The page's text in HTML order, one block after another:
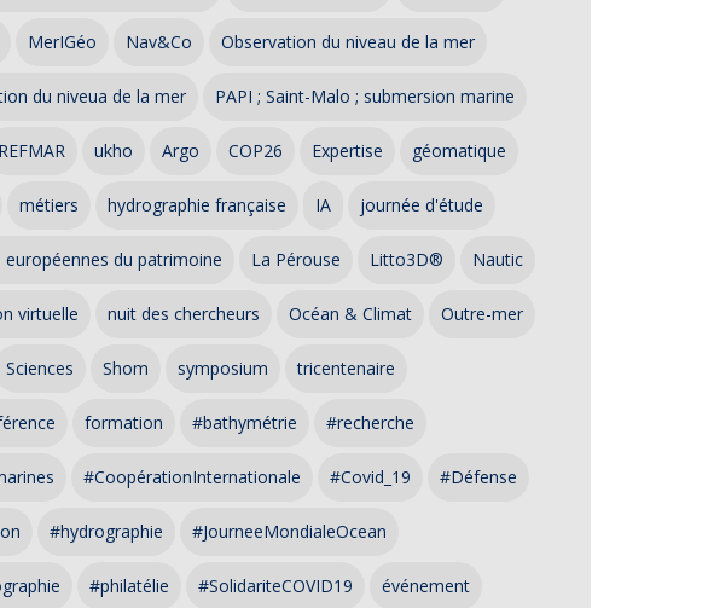
MerIGéo Nav&Co Observation du niveau de la mer
du niveua de la mer PAPI ; Saint-Malo ; submersion marine
REFMAR ukho Argo COP26 Expertise géomatique
métiers hydrographie française IA journée d'étude
européennes du patrimoine La Pérouse Litto3D® Nautic
virtuelle nuit des chercheurs Océan & Climat Outre-mer
Sciences Shom symposium tricentenaire
formation #bathymétrie #recherche
#CoopérationInternationale #Covid_19 #Défense
#hydrographie #JourneeMondialeOcean
#philatélie #SolidariteCOVID19 événement